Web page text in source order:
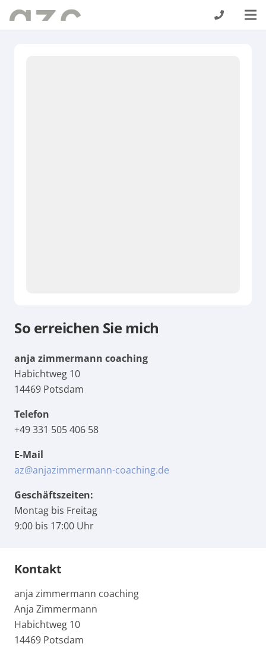
So erreichen Sie mich
anja zimmermann coaching
Habichtweg 10
14469 Potsdam
Telefon
+49 331 505 406 58
E-Mail
az@anjazimmermann-coaching.de
Geschäftszeiten:
Montag bis Freitag
9:00 bis 17:00 Uhr
Kontakt
anja zimmermann coaching
Anja Zimmermann
Habichtweg 10
14469 Potsdam